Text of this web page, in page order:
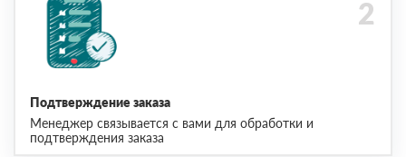
Подтверждение заказа
Менеджер связывается с вами для обработки и
подтверждения заказа